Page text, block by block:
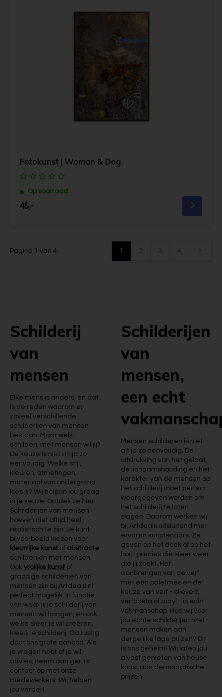
Fotokunst | Woman & Dog
Op voorraad
45,-
Pagina 1 van 4 1
Schilderij
van
mensen
Elke mens is anders, en dat
is de reden waarom er
zoveel verschillende
schilderijen van mensen
bestaan. Maar welk
schilderij met mensen wil jij?
De keuze is niet altijd zo
eenvoudig. Welke stijl,
kleuren, afmetingen,
materiaal van ondergrond
kies jij? Wij helpen jou graag
in je keuze. Ontdek ze hier!
Schilderijen van mensen
hoeven niet altijd heel
realistisch te zijn. Je kunt
bijvoorbeeld kiezen voor
kleurrijke kunst of abstracte
schilderijen met mensen.
Ook vrolijke kunst of
grappige schilderijen van
mensen zijn bij Artdeals.nl
perfect mogelijk. In functie
van waar jij je schilderij van
mensen wil hangen, en ook
welke sfeer je wil creëren,
kies jij je schilderij. Ga rustig
door ons grote aanbod. Als
je vragen hebt of je wil
advies, neem dan gerust
contact op met onze
medewerkers. Wij helpen
jou verder!
Schilderijen
van
mensen,
een echt
Mensen schilderen is niet
altijd zo eenvoudig. De
uitdrukking van het gelaat,
de lichaamshouding en het
karakter van de mensen op
het schilderij moet perfect
weergegeven worden om
het schilderij te laten
slagen. Daarom werken wij
bij Artdeals uitsluitend met
ervaren kunstenaars. Ze
geven op het doek of op het
hout precies die sfeer weer
die jij zoekt. Het
aanbrengen van de verf
met een paletmes en de
keuze van verf - olieverf,
verfpasta of acryl - is echt
vakmanschap. Hoe wij voor
jou échte schilderijen met
mensen maken aan
dergelijke lage prijzen? Dit
is ons geheim! Wij laten jou
alvast genieten van heuse
kunst aan democratische
prijzen!